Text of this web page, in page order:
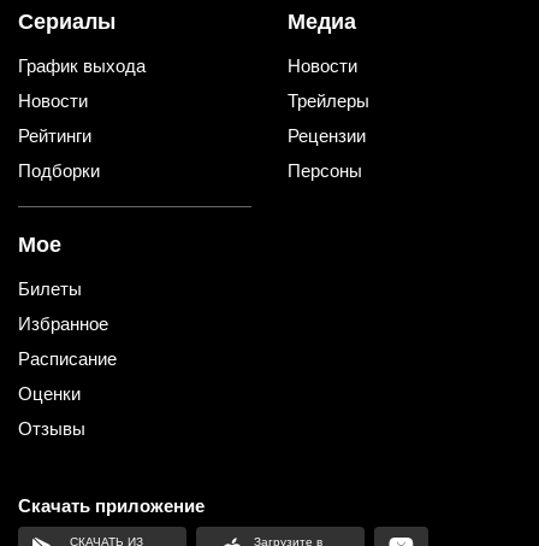
Сериалы
График выхода
Новости
Рейтинги
Подборки
Медиа
Новости
Трейлеры
Рецензии
Персоны
Мое
Билеты
Избранное
Расписание
Оценки
Отзывы
Скачать приложение